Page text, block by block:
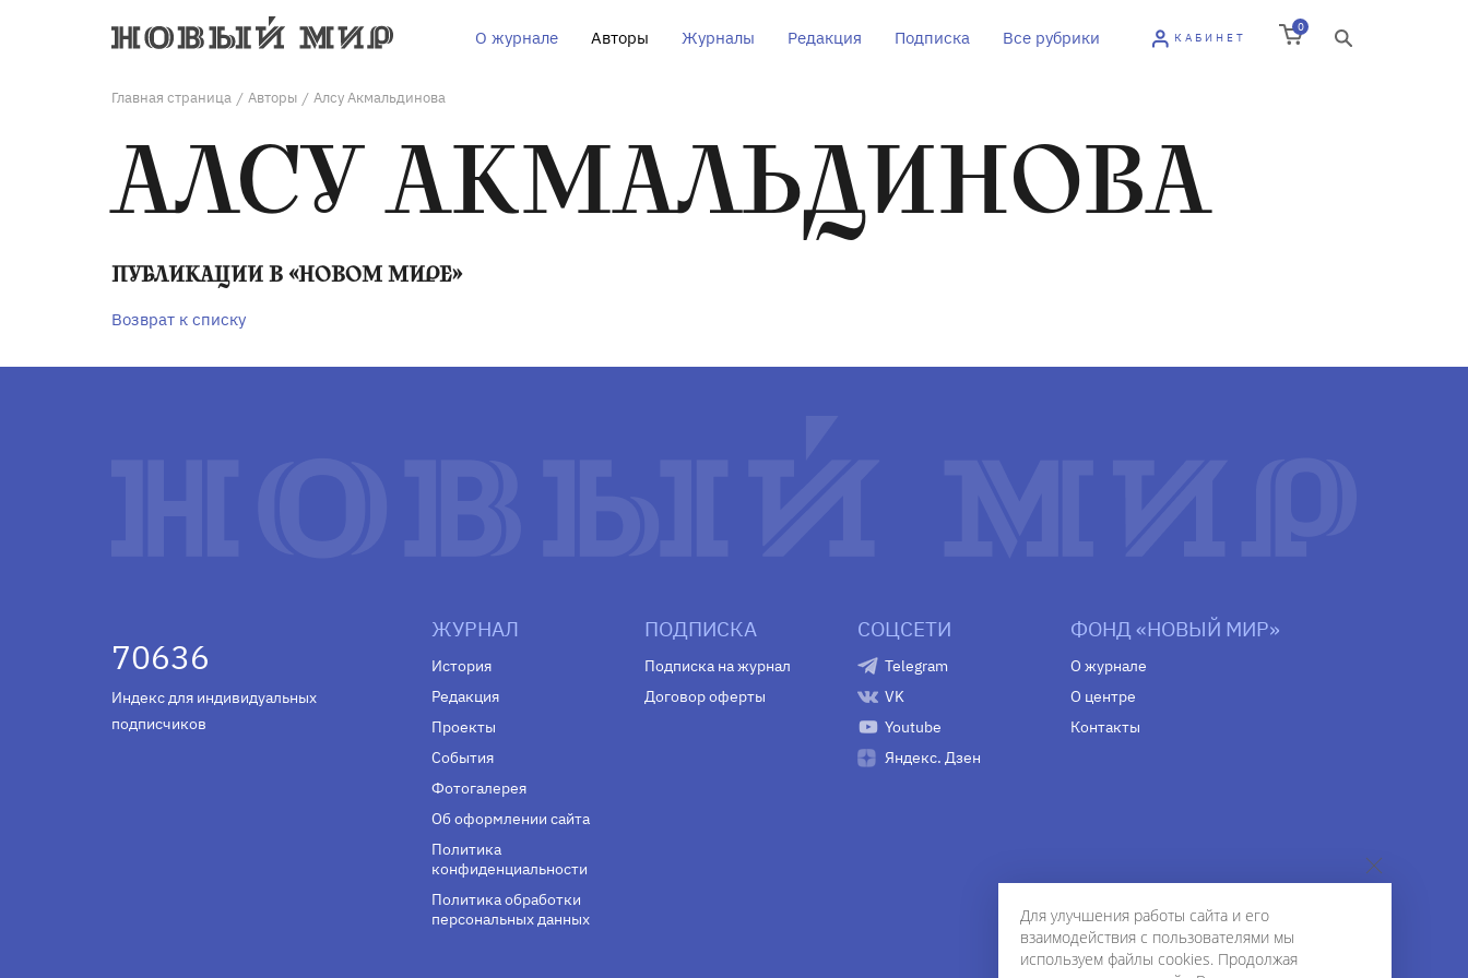
О журнале Авторы Журналы Редакция Подписка Все рубрики КАБИНЕТ
0
Главная страница / Авторы / Алсу Акмальдинова
АЛСУ АКМАЛЬДИНОВА
ПУБЛИКАЦИИ В «НОВОМ МИРЕ»
Возврат к списку
70636
Индекс для индивидуальных
подписчиков
ЖУРНАЛ
История
Редакция
Проекты
События
Фотогалерея
Об оформлении сайта
Политика
конфиденциальности
Политика обработки
персональных данных
ПОДПИСКА
Подписка на журнал
Договор оферты
СОЦСЕТИ
Telegram
VK
Youtube
Яндекс. Дзен
ФОНД «НОВЫЙ МИР»
О журнале
О центре
Контакты
Для улучшения работы сайта и его
взаимодействия с пользователями мы
используем файлы cookies. Продолжая